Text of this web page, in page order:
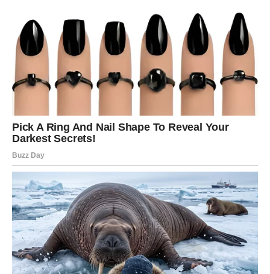
Potrebno je još malo vjere i strpljenja.
Svemir radi za vas čak i onda kada vam se čini da se ništa
posebno ne događa.
Najvažnija poruka za Vodolije
Drage Vodolije, ovo zaista morate pročitati jer vam svemir
šalje poruku koja bi mogla promijeniti mnogo toga u
vašem životu. Pred vama su dani tokom kojih ćete dobijati
znakove, odgovore i prilike koje dugo čekate. Vrijeme je
da vjerujete sebi, svojim idejama i osjećajima koje nosite
u srcu. Nemojte se plašiti promjena, jer upravo one
otvaraju vrata sreći koju zaslužujete. Jedna osoba, jedna
odluka ili jedan neočekivan događaj mogli bi postati
početak potpuno novog poglavlja. Zvijezde jasno
poručuju da vas sudbina vodi prema uspjehu, slobodi i